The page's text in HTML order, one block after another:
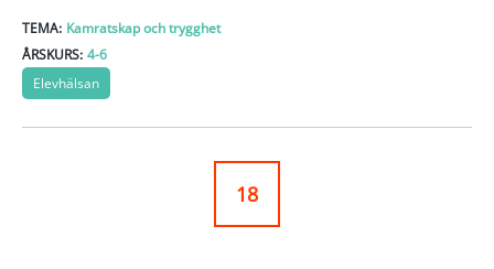
TEMA: Kamratskap och trygghet
ÅRSKURS: 4-6
Elevhälsan
18